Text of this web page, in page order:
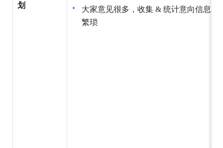
划
大家意见很多，收集 & 统计意向信息很
繁琐